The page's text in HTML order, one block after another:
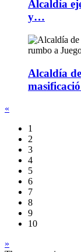
Alcaldía
y…
Alcaldía
«
1
2
3
4
5
6
7
8
9
10
»